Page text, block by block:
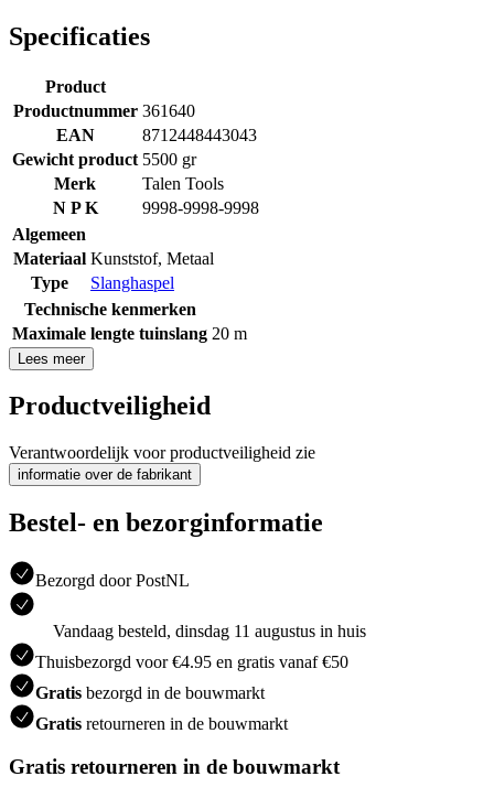
Specificaties
Product
Productnummer 361640
EAN
8712448443043
Gewicht product 5500 gr
Merk
Talen Tools
N P K
9998-9998-9998
Algemeen
Materiaal Kunststof, Metaal
Type
Slanghaspel
Technische kenmerken
Maximale lengte tuinslang 20 m
Lees meer
Productveiligheid
Verantwoordelijk voor productveiligheid zie
informatie over de fabrikant
Bestel- en bezorginformatie
Bezorgd door PostNL
Vandaag besteld, dinsdag 11 augustus in huis
Thuisbezorgd voor €4.95 en gratis vanaf €50
Gratis bezorgd in de bouwmarkt
Gratis retourneren in de bouwmarkt
Gratis retourneren in de bouwmarkt